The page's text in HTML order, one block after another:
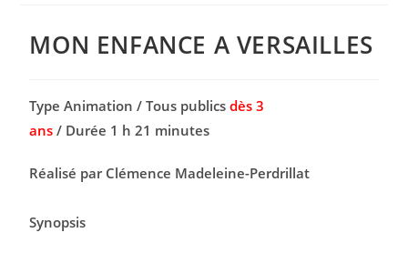
MON ENFANCE A VERSAILLES
Type Animation / Tous publicsdès 3
ans / Durée 1 h 21 minutes
Réalisé par Clémence Madeleine-Perdrillat
Synopsis